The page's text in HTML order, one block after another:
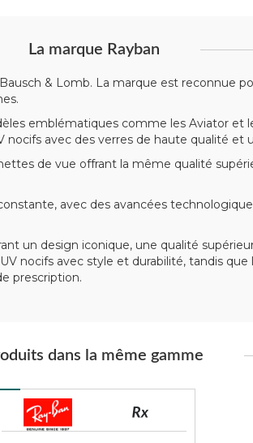
La marque Rayban
& Lomb. La marque est reconnue
emblématiques comme les Aviator et
avec des verres de haute qualité
de vue offrant la même qualité
avec des avancées
un design iconique, une qualité
nocifs avec style et durabilité, tandis
prescription.
dans la même gamme